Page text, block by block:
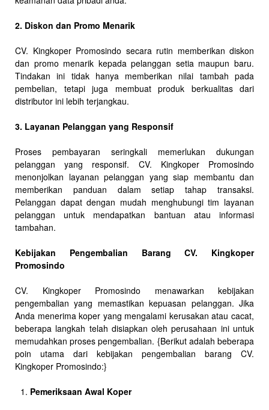
2. Diskon dan Promo Menarik
CV. Kingkoper Promosindo secara rutin memberikan diskon
dan promo menarik kepada pelanggan setia maupun baru.
Tindakan ini tidak hanya memberikan nilai tambah pada
pembelian, tetapi juga membuat produk berkualitas dari
distributor ini lebih terjangkau.
3. Layanan Pelanggan yang Responsif
Proses pembayaran seringkali memerlukan dukungan
pelanggan yang responsif. CV. Kingkoper Promosindo
menonjolkan layanan pelanggan yang siap membantu dan
memberikan panduan dalam setiap tahap transaksi.
Pelanggan dapat dengan mudah menghubungi tim layanan
pelanggan untuk mendapatkan bantuan atau informasi
tambahan.
Kebijakan Pengembalian Barang CV. Kingkoper
Promosindo
CV. Kingkoper Promosindo menawarkan kebijakan
pengembalian yang memastikan kepuasan pelanggan. Jika
Anda menerima koper yang mengalami kerusakan atau cacat,
beberapa langkah telah disiapkan oleh perusahaan ini untuk
memudahkan proses pengembalian. {Berikut adalah beberapa
poin utama dari kebijakan pengembalian barang CV.
Kingkoper Promosindo:}
Pemeriksaan Awal Koper